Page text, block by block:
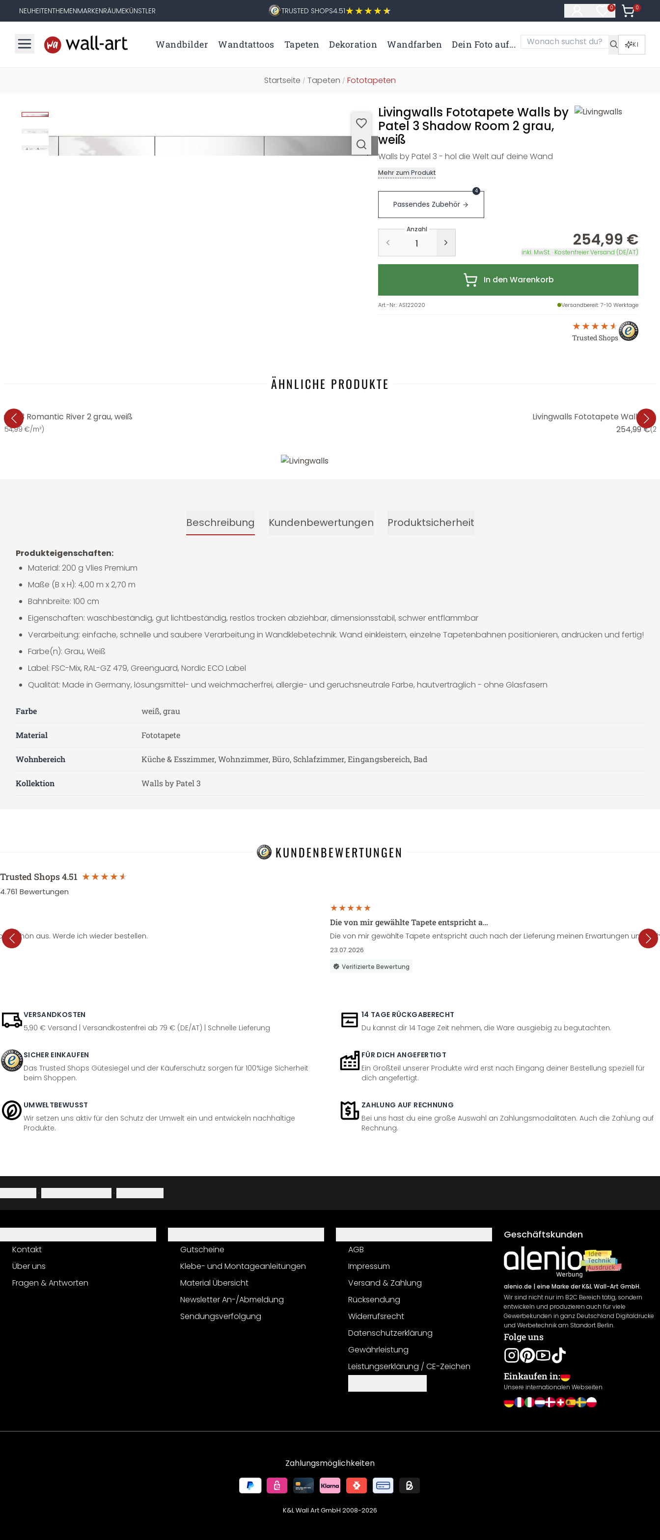
NEUHEITENTHEMENMARKENRÄUMEKÜNSTLER TRUSTED SHOPS4.51 0
Artikel im
0
Artikel
Wandbilder Wandtattoos Tapeten Dekoration Wandfarben Dein Foto auf... KI
Startseite / Tapeten / Fototapeten
Livingwalls Fototapete Walls by
Patel 3 Shadow Room 2 grau,
weiß
Walls by Patel 3 - hol die Welt auf deine Wand
Mehr zum Produkt
Passendes Zubehör
4
Anzahl
254,99 €
inkl. MwSt. · Kostenfreier Versand (DE/AT)
In den Warenkorb
Art.-Nr.:AS122020 Versandbereit: 7-10 Werktage
Trusted Shops
ÄHNLICHE PRODUKTE
3 Romantic River 2 grau, weiß
254,99 €/m²)
Livingwalls Fototapete Walls by
254,99 €(
Beschreibung Kundenbewertungen Produktsicherheit
Produkteigenschaften:
Material: 200 g Vlies Premium
Maße (B x H): 4,00 m x 2,70 m
Bahnbreite: 100 cm
Eigenschaften: waschbeständig, gut lichtbeständig, restlos trocken abziehbar, dimensionsstabil, schwer entflammbar
Verarbeitung: einfache, schnelle und saubere Verarbeitung in Wandklebetechnik. Wand einkleistern, einzelne Tapetenbahnen positionieren, andrücken und fertig!
Farbe(n): Grau, Weiß
Label: FSC-Mix, RAL-GZ 479, Greenguard, Nordic ECO Label
Qualität: Made in Germany, lösungsmittel- und weichmacherfrei, allergie- und geruchsneutrale Farbe, hautverträglich - ohne Glasfasern
Farbe weiß, grau
Material Fototapete
Wohnbereich Küche & Esszimmer, Wohnzimmer, Büro, Schlafzimmer, Eingangsbereich, Bad
Kollektion Walls by Patel 3
KUNDENBEWERTUNGEN
Trusted Shops4.51
4.761 Bewertungen
schön aus. Werde ich wieder bestellen.
Die von mir gewählte Tapete entspricht a…
Die von mir gewählte Tapete entspricht auch nach der Lieferung meinen Erwartungen und
23.07.2026
Verifizierte Bewertung
VERSANDKOSTEN
5,90 € Versand | Versandkostenfrei ab 79 € (DE/AT) | Schnelle Lieferung
14 TAGE RÜCKGABERECHT
Du kannst dir 14 Tage Zeit nehmen, die Ware ausgiebig zu begutachten.
SICHER EINKAUFEN
Das Trusted Shops Gütesiegel und der Käuferschutz sorgen für 100%ige Sicherheit
beim Shoppen.
FÜR DICH ANGEFERTIGT
Ein Großteil unserer Produkte wird erst nach Eingang deiner Bestellung speziell für
dich angefertigt.
UMWELTBEWUSST
Wir setzen uns aktiv für den Schutz der Umwelt ein und entwickeln nachhaltige
Produkte.
ZAHLUNG AUF RECHNUNG
Bei uns hast du eine große Auswahl an Zahlungsmodalitäten. Auch die Zahlung auf
Rechnung.
· ·
Kontakt
Über uns
Fragen & Antworten
Gutscheine
Klebe- und Montageanleitungen
Material Übersicht
Newsletter An-/Abmeldung
Sendungsverfolgung
AGB
Impressum
Versand & Zahlung
Rücksendung
Widerrufsrecht
Datenschutzerklärung
Gewährleistung
Leistungserklärung / CE-Zeichen
Geschäftskunden
alenio.de | eine Marke der K&L Wall-Art GmbH.
Wir sind nicht nur im B2C Bereich tätig, sondern
entwickeln und produzieren auch für viele
Gewerbekunden in ganz Deutschland Digitaldrucke
und Werbetechnik am Standort Berlin.
Folge uns
Einkaufen in:
Unsere internationalen Webseiten
Zahlungsmöglichkeiten
K&L Wall Art GmbH 2008-2026